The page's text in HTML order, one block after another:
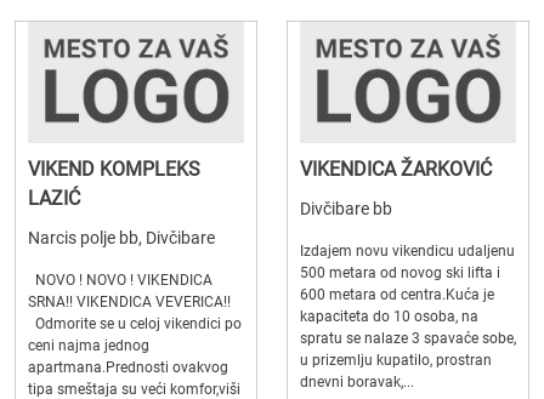
VIKEND KOMPLEKS
LAZIĆ
Narcis polje bb, Divčibare
NOVO ! NOVO ! VIKENDICA
SRNA!! VIKENDICA VEVERICA!!
Odmorite se u celoj vikendici po
ceni najma jednog
apartmana.Prednosti ovakvog
tipa smeštaja su veći komfor,viši
VIKENDICA ŽARKOVIĆ
Divčibare bb
Izdajem novu vikendicu udaljenu
500 metara od novog ski lifta i
600 metara od centra.Kuća je
kapaciteta do 10 osoba, na
spratu se nalaze 3 spavaće sobe,
u prizemlju kupatilo, prostran
dnevni boravak,...